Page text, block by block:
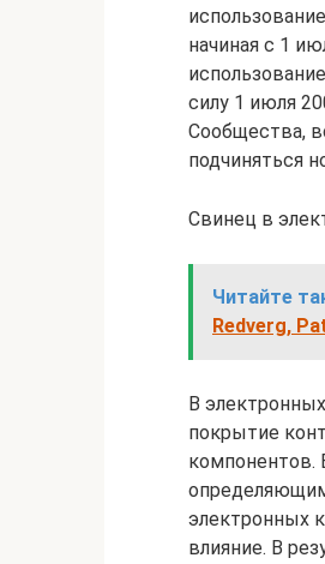
начиная с 1
силу 1 июля
Сообщества,
подчиняться
Свинец в
Читайте
Redverg,
В
покрытие
компонентов.
электронных
влияние. В